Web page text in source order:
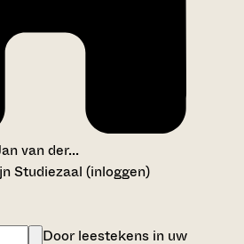
van der...
Studiezaal (inloggen)
Door leestekens in uw